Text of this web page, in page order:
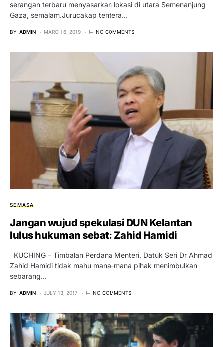
serangan terbaru menyasarkan lokasi di utara Semenanjung
Gaza, semalam.Jurucakap tentera…
BY ADMIN MARCH 6, 2019 NO COMMENTS
SEMASA
Jangan wujud spekulasi DUN Kelantan
lulus hukuman sebat: Zahid Hamidi
KUCHING – Timbalan Perdana Menteri, Datuk Seri Dr Ahmad
Zahid Hamidi tidak mahu mana-mana pihak menimbulkan
sebarang…
BY ADMIN JULY 13, 2017 NO COMMENTS